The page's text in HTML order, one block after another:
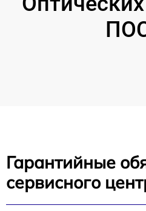
Гарантийные
сервисного